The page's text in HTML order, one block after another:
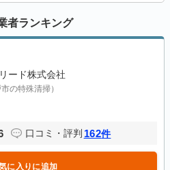
者ランキング
リード株式会社
の特殊清掃）
口コミ・評判 162件
に入りに追加